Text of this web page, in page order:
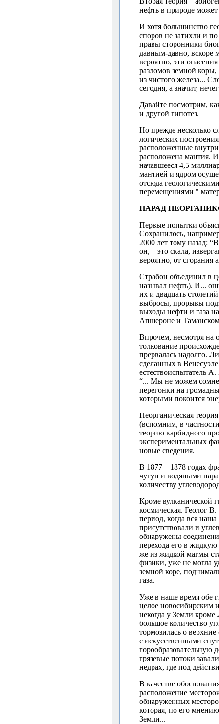
нефть в природе может
И хотя большинство
споров не затихли и
правы сторонники
давным-давно, вскоре
вероятно, эти
разломов земной
из чистого железа...
сегодня, а значит,
Давайте посмотрим,
и другой гипотез.
Но прежде несколько
логических
расположенные
расположена мантия.
начавшееся 4,5
мантией и ядром
отсюда
перемещениями "
ПАРАД
Первые попытки
Сохранилось,
2000 лет тому назад:
он,—это скала,
вероятно, от сгорания
Страбон объединил в
называл нефть). И...
их и двадцать
выбросы, прорывы
выходы нефти и газа
Апшероне и
Впрочем, несмотря на
толкование
прервалась надолго.
сделанных в
естествоиспытатель А.
“... Мы не можем
перегонки на
которыми покоится
Неорганическая
(вспомним, в
теорию карбидного
экспериментальных
новые сведения.
В 1877—1878 годах
чугун и водяными
количеству
Кроме вулканической
космическая. Геолог
период, когда вся наша
присутствовали и
обнаружены
перехода его в жидкую
же из жидкой магмы
физики, уже не могла
земной коре,
газа.
Уже в наше время обе
целое новосибирским
некогда у Земли
большое количество
тормозилась о
с искусственными
горообразовательную
грязевые потоки
недрах, где под
В качестве
расположение
обнаруженных
которая, по его
Земли...